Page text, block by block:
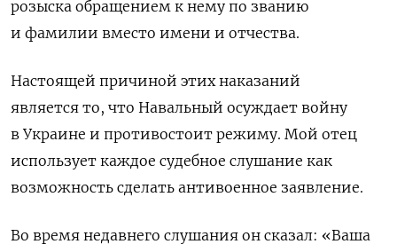
розыска обращением к нему по званию
и фамилии вместо имени и отчества.
Настоящей причиной этих наказаний
является то, что Навальный осуждает войну
в Украине и противостоит режиму. Мой отец
использует каждое судебное слушание как
возможность сделать антивоенное заявление.
Во время недавнего слушания он сказал: «Ваша